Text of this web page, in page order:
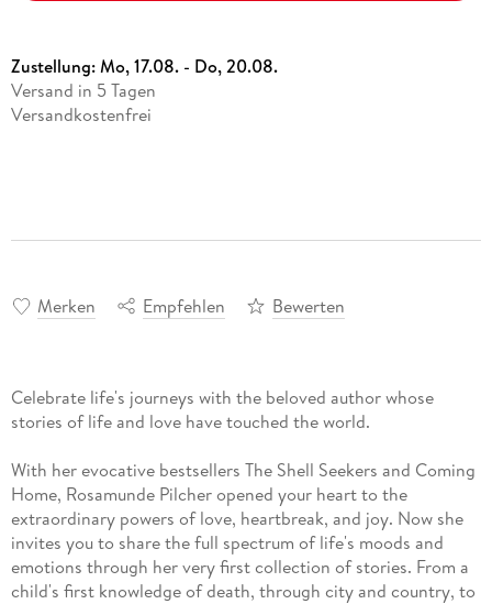
Zustellung:Mo, 17.08. - Do, 20.08.
Versand in 5 Tagen
Versandkostenfrei
Merken Empfehlen Bewerten
Celebrate life's journeys with the beloved author whose
stories of life and love have touched the world.
With her evocative bestsellers The Shell Seekers and Coming
Home, Rosamunde Pilcher opened your heart to the
extraordinary powers of love, heartbreak, and joy. Now she
invites you to share the full spectrum of life's moods and
emotions through her very first collection of stories. From a
child's first knowledge of death, through city and country, to